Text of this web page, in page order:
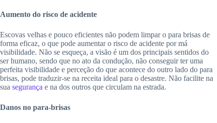
Aumento do risco de acidente
Escovas velhas e pouco eficientes não podem limpar o para brisas de
forma eficaz, o que pode aumentar o risco de acidente por má
visibilidade. Não se esqueça, a visão é um dos principais sentidos do
ser humano, sendo que no ato da condução, não conseguir ter uma
perfeita visibilidade e perceção do que acontece do outro lado do para
brisas, pode traduzir-se na receita ideal para o desastre. Não facilite na
sua segurança e na dos outros que circulam na estrada.
Danos no para-brisas